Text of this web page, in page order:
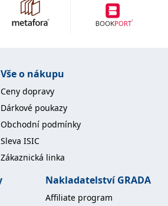
Vše o nákupu
Ceny dopravy
Dárkové poukazy
Obchodní podmínky
Sleva ISIC
Zákaznická linka
Nakladatelství GRADA
Affiliate program